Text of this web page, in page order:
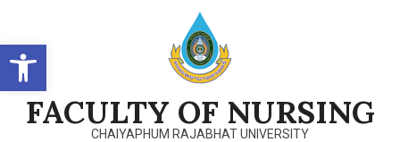
Open toolbar
content
FACULTY OF NURSING
CHAIYAPHUM RAJABHAT UNIVERSITY